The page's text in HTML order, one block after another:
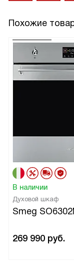
Похожие
В наличии
Духовой шкаф
Smeg
269 990 руб.